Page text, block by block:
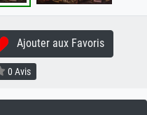
Ajouter aux Favoris
0 Avis